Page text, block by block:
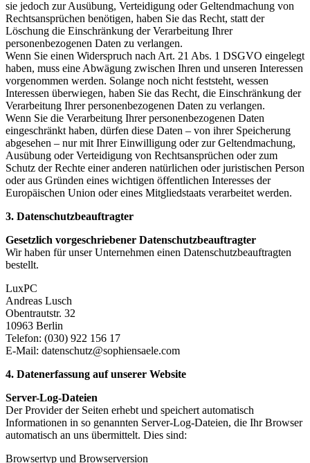
sie jedoch zur Ausübung, Verteidigung oder Geltendmachung von
Rechtsansprüchen benötigen, haben Sie das Recht, statt der
Löschung die Einschränkung der Verarbeitung Ihrer
personenbezogenen Daten zu verlangen.
Wenn Sie einen Widerspruch nach Art. 21 Abs. 1 DSGVO eingelegt
haben, muss eine Abwägung zwischen Ihren und unseren Interessen
vorgenommen werden. Solange noch nicht feststeht, wessen
Interessen überwiegen, haben Sie das Recht, die Einschränkung der
Verarbeitung Ihrer personenbezogenen Daten zu verlangen.
Wenn Sie die Verarbeitung Ihrer personenbezogenen Daten
eingeschränkt haben, dürfen diese Daten – von ihrer Speicherung
abgesehen – nur mit Ihrer Einwilligung oder zur Geltendmachung,
Ausübung oder Verteidigung von Rechtsansprüchen oder zum
Schutz der Rechte einer anderen natürlichen oder juristischen Person
oder aus Gründen eines wichtigen öffentlichen Interesses der
Europäischen Union oder eines Mitgliedstaats verarbeitet werden.
3. Datenschutzbeauftragter
Gesetzlich vorgeschriebener Datenschutzbeauftragter
Wir haben für unser Unternehmen einen Datenschutzbeauftragten
bestellt.
LuxPC
Andreas Lusch
Obentrautstr. 32
10963 Berlin
Telefon: (030) 922 156 17
E-Mail: datenschutz@sophiensaele.com
4. Datenerfassung auf unserer Website
Server-Log-Dateien
Der Provider der Seiten erhebt und speichert automatisch
Informationen in so genannten Server-Log-Dateien, die Ihr Browser
automatisch an uns übermittelt. Dies sind:
Browsertyp und Browserversion